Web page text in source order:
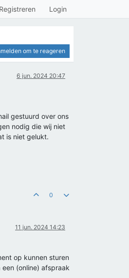
Registreren Login
om te reageren
6 jun. 2024 20:47
gestuurd over ons
nodig die wij niet
is niet gelukt.
0
11 jun. 2024 14:23
op kunnen sturen
(online) afspraak